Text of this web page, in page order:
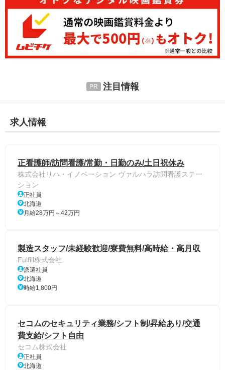
注目情報
求人情報
正看護師/訪問看護/常勤・日勤のみ/土日祝休み
株式会社リハ・イノベーション ヴァルハラ訪問看護ステー
ション
正社員
北海道
月給28万円～42万円
製造スタッフ/未経験歓迎/寮費無料/高時給・高月収
Fulfill株式会社
派遣社員
北海道
時給1,800円
セコムのセキュリティ業務/シフト制/昇給あり/交通
費支給/シフト自由
セコム株式会社
正社員
北海道